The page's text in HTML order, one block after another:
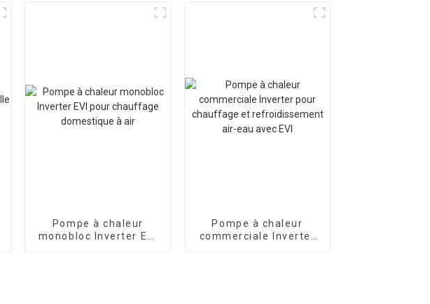
Pompe à chaleur
monobloc Inverter EVI
Pompe à chaleur
commerciale Inverter